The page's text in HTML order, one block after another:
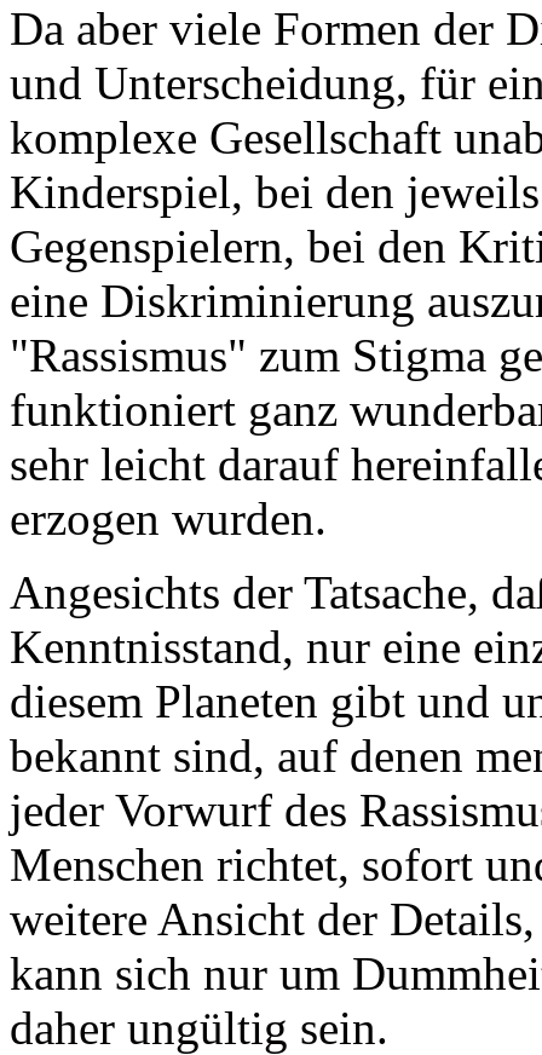
Da aber viele Formen der
und Unterscheidung, für
komplexe Gesellschaft
Kinderspiel, bei den
Gegenspielern, bei den
eine Diskriminierung
"Rassismus" zum Stigma
funktioniert ganz
sehr leicht darauf
erzogen wurden.
Angesichts der Tatsache,
Kenntnisstand, nur eine
diesem Planeten gibt und
bekannt sind, auf denen
jeder Vorwurf des
Menschen richtet, sofort
weitere Ansicht der
kann sich nur um
daher ungültig sein.